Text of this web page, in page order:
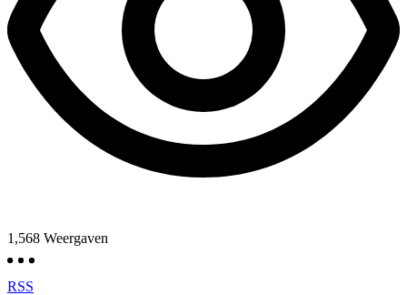
1,568 Weergaven
RSS